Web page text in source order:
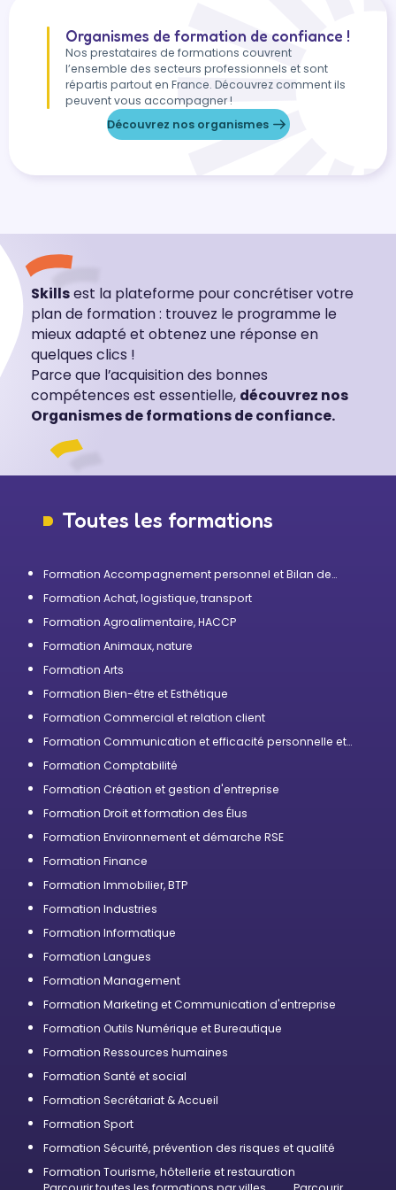
Organismes de formation de confiance !
Nos prestataires de formations couvrent
l’ensemble des secteurs professionnels et sont
répartis partout en France. Découvrez comment ils
peuvent vous accompagner !
Découvrez nos organismes
Skillsest la plateforme pour concrétiser votre
plan de formation : trouvez le programme le
mieux adapté et obtenez une réponse en
quelques clics !
Parce que l’acquisition des bonnes
compétences est essentielle, découvrez nos
Organismes de formations de confiance.
Toutes les formations
Formation Accompagnement personnel et Bilan de
Formation Achat, logistique, transport
Formation Agroalimentaire, HACCP
Formation Animaux, nature
Formation Arts
Formation Bien-être et Esthétique
Formation Commercial et relation client
Formation Communication et efficacité personnelle et
Formation Comptabilité
Formation Création et gestion d'entreprise
Formation Droit et formation des Élus
Formation Environnement et démarche RSE
Formation Finance
Formation Immobilier, BTP
Formation Industries
Formation Informatique
Formation Langues
Formation Management
Formation Marketing et Communication d'entreprise
Formation Outils Numérique et Bureautique
Formation Ressources humaines
Formation Santé et social
Formation Secrétariat & Accueil
Formation Sport
Formation Sécurité, prévention des risques et qualité
Formation Tourisme, hôtellerie et restauration